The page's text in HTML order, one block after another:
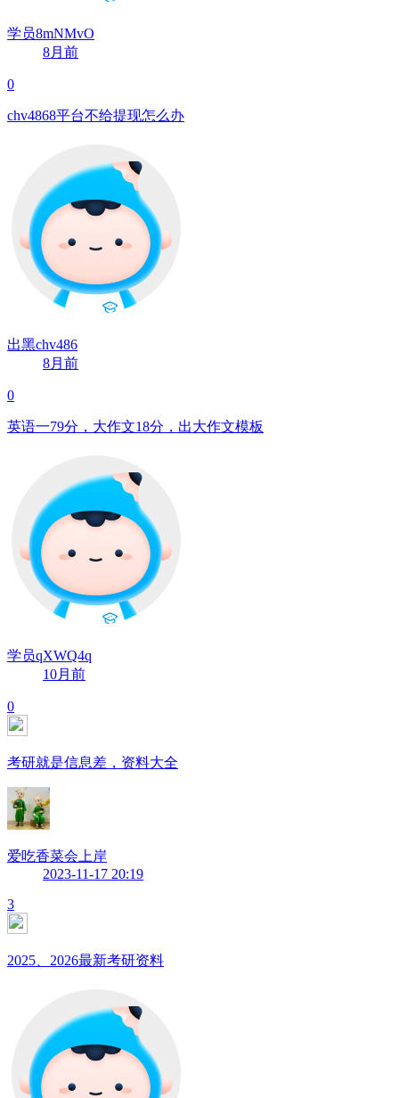
学员8mNMvO
8月前
0
chv4868平台不给提现怎么办
出黑chv486
8月前
0
英语一79分，大作文18分，出大作文模板
学员qXWQ4q
10月前
0
考研就是信息差，资料大全
爱吃香菜会上岸
2023-11-17 20:19
3
2025、2026最新考研资料